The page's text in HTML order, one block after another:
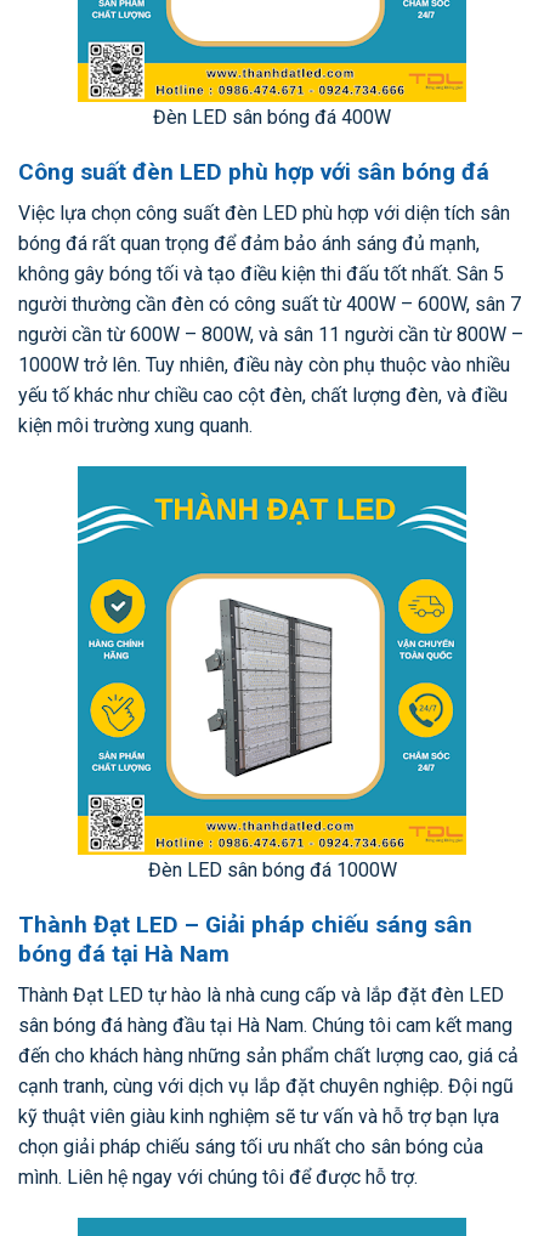
Đèn LED sân bóng đá 400W
Công suất đèn LED phù hợp với sân bóng đá
Việc lựa chọn công suất đèn LED phù hợp với diện tích sân
bóng đá rất quan trọng để đảm bảo ánh sáng đủ mạnh,
không gây bóng tối và tạo điều kiện thi đấu tốt nhất. Sân 5
người thường cần đèn có công suất từ 400W – 600W, sân 7
người cần từ 600W – 800W, và sân 11 người cần từ 800W –
1000W trở lên. Tuy nhiên, điều này còn phụ thuộc vào nhiều
yếu tố khác như chiều cao cột đèn, chất lượng đèn, và điều
kiện môi trường xung quanh.
Đèn LED sân bóng đá 1000W
Thành Đạt LED – Giải pháp chiếu sáng sân
bóng đá tại Hà Nam
Thành Đạt LED tự hào là nhà cung cấp và lắp đặt đèn LED
sân bóng đá hàng đầu tại Hà Nam. Chúng tôi cam kết mang
đến cho khách hàng những sản phẩm chất lượng cao, giá cả
cạnh tranh, cùng với dịch vụ lắp đặt chuyên nghiệp. Đội ngũ
kỹ thuật viên giàu kinh nghiệm sẽ tư vấn và hỗ trợ bạn lựa
chọn giải pháp chiếu sáng tối ưu nhất cho sân bóng của
mình. Liên hệ ngay với chúng tôi để được hỗ trợ.